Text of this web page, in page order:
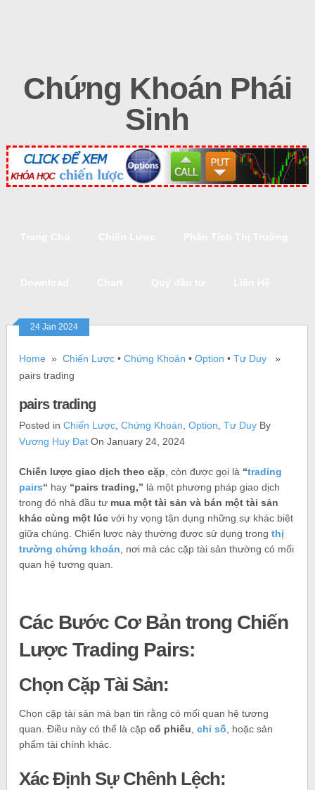
Chứng Khoán Phái
Sinh
24 Jan 2024
Home »Chiến Lược •Chứng Khoán •Option •Tư Duy »
pairs trading
pairs trading
Posted inChiến Lược ,Chứng Khoán ,Option ,Tư Duy By
Vương Huy Đạt On January 24, 2024
Chiến lược giao dịch theo cặp , còn được gọi là “trading
pairs“ hay “pairs trading,” là một phương pháp giao dịch
trong đó nhà đầu tư mua một tài sản và bán một tài sản
khác cùng một lúc với hy vọng tận dụng những sự khác biệt
giữa chúng. Chiến lược này thường được sử dụng trongthị
trường chứng khoán , nơi mà các cặp tài sản thường có mối
quan hệ tương quan.
Các Bước Cơ Bản trong Chiến
Lược Trading Pairs:
Chọn Cặp Tài Sản:
Chọn cặp tài sản mà bạn tin rằng có mối quan hệ tương
quan. Điều này có thể là cặpcổ phiếu ,chỉ số , hoặc sản
phẩm tài chính khác.
Xác Định Sự Chênh Lệch: